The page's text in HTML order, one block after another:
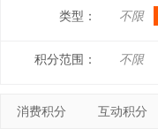
类型： 不限
积分范围： 不限
消费积分
互动积分